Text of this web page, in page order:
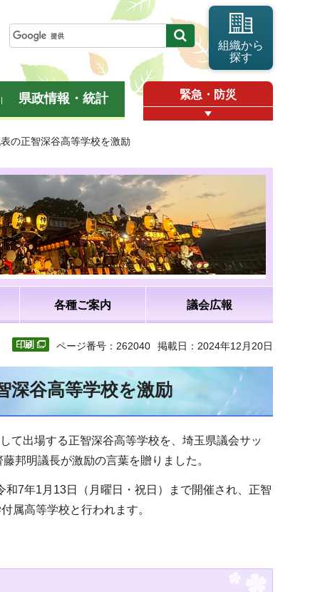
組織から
探す
県政情報・統計 緊急・防災
の正智深谷高等学校を激励
各種ご案内 議会広報
ページ番号：262040 掲載日：2024年12月20日
深谷高等学校を激励
て出場する正智深谷高等学校を、埼玉県議会サッ
邦明議長が激励の言葉を贈りました。
7年1月13日（月曜日・祝日）まで開催され、正智
属高等学校と行われます。